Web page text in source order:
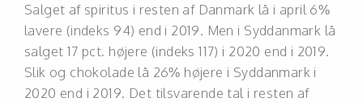
Salget af spiritus i resten af Danmark lå i april 6%
lavere (indeks 94) end i 2019. Men i Syddanmark lå
salget 17 pct. højere (indeks 117) i 2020 end i 2019.
Slik og chokolade lå 26% højere i Syddanmark i
2020 end i 2019. Det tilsvarende tal i resten af